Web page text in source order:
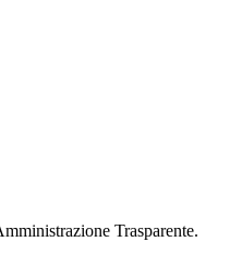
Trasparente.